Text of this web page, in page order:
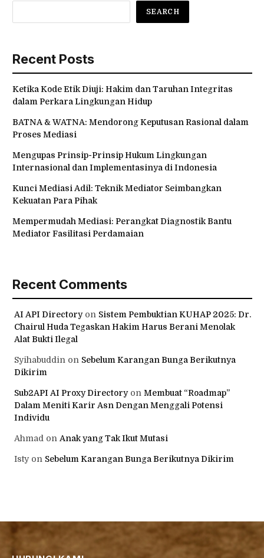
SEARCH
Recent Posts
Ketika Kode Etik Diuji: Hakim dan Taruhan Integritas
dalam Perkara Lingkungan Hidup
BATNA & WATNA: Mendorong Keputusan Rasional dalam
Proses Mediasi
Mengupas Prinsip-Prinsip Hukum Lingkungan
Internasional dan Implementasinya di Indonesia
Kunci Mediasi Adil: Teknik Mediator Seimbangkan
Kekuatan Para Pihak
Mempermudah Mediasi: Perangkat Diagnostik Bantu
Mediator Fasilitasi Perdamaian
Recent Comments
AI API Directoryon Sistem Pembuktian KUHAP 2025: Dr.
Chairul Huda Tegaskan Hakim Harus Berani Menolak
Alat Bukti Ilegal
Syihabuddin on Sebelum Karangan Bunga Berikutnya
Dikirim
Sub2API AI Proxy Directoryon Membuat “Roadmap”
Dalam Meniti Karir Asn Dengan Menggali Potensi
Individu
Ahmad on Anak yang Tak Ikut Mutasi
Istyon Sebelum Karangan Bunga Berikutnya Dikirim